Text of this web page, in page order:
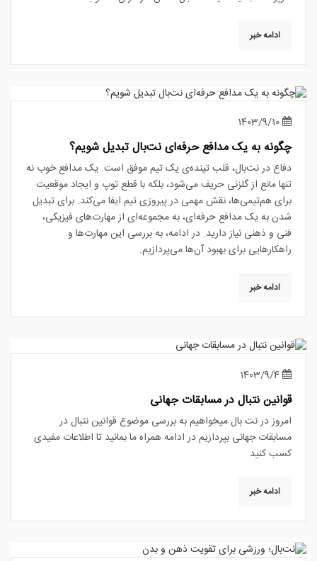
ادامه خبر
چگونه به یک مدافع حرفه‌ای نت‌بال تبدیل شویم؟
دفاع در نت‌بال، قلب تپنده‌ی یک تیم موفق است. یک مدافع خوب نه
تنها مانع از گلزنی حریف می‌شود، بلکه با قطع توپ و ایجاد موقعیت
برای هم‌تیمی‌ها، نقش مهمی در پیروزی تیم ایفا می‌کند. برای تبدیل
شدن به یک مدافع حرفه‌ای، به مجموعه‌ای از مهارت‌های فیزیکی،
فنی و ذهنی نیاز دارید. در ادامه، به بررسی این مهارت‌ها و
راهکارهایی برای بهبود آن‌ها می‌پردازیم.
ادامه خبر
قوانین نتبال در مسابقات جهانی
امروز در نت بال میخواهیم به بررسی موضوع قوانین نتبال در
مسابقات جهانی بپردازیم در ادامه همراه ما بمانید تا اطلاعات مفیدی
کسب کنید
ادامه خبر